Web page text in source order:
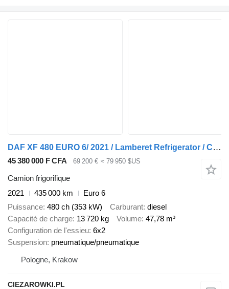
DAF XF 480 EURO 6/ 2021 / Lamberet Refrigerator / Carrier Vector 155
45 380 000 F CFA 69 200 € ≈ 79 950 $US
Camion frigorifique
2021
435 000 km
Euro 6
Puissance 480 ch (353 kW) Carburant diesel
Capacité de charge 13 720 kg Volume 47,78 m³
Configuration de l'essieu 6x2
Suspension pneumatique/pneumatique
Pologne, Krakow
CIEZAROWKI.PL